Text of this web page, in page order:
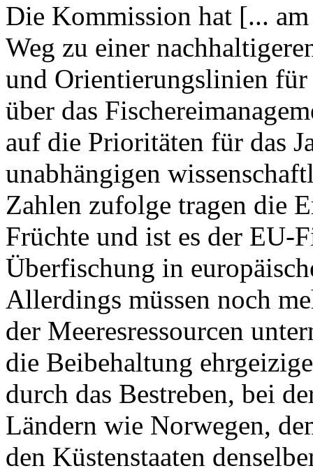
Die Kommission hat [...
Weg zu einer
und Orientierungslinien für
über das
auf die Prioritäten für das
unabhängigen
Zahlen zufolge tragen die
Früchte und ist es der EU-
Überfischung in
Allerdings müssen noch
der Meeresressourcen
die Beibehaltung
durch das Bestreben, bei
Ländern wie Norwegen,
den Küstenstaaten